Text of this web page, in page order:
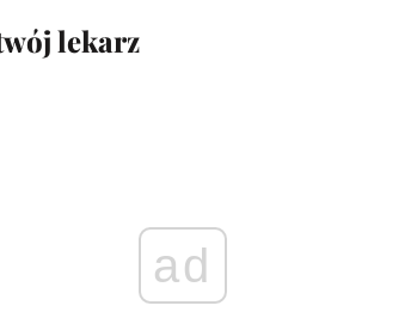
lekarz
ad